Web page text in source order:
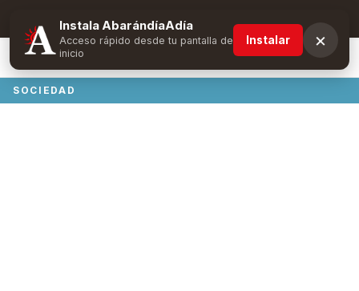
Suscríbete y obtén ventajas exclusivas
SOCIEDAD
Instala AbarándíaAdía
Acceso rápido desde tu pantalla de
inicio
Instalar ×